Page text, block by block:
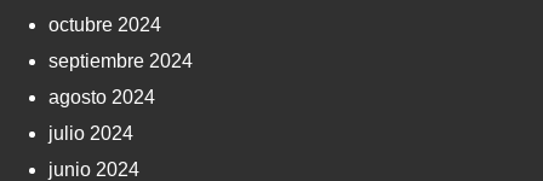
octubre 2024
septiembre 2024
agosto 2024
julio 2024
junio 2024